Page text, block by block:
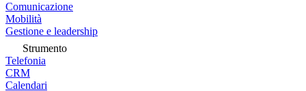
Comunicazione
Mobilità
Gestione e leadership
Strumento
Telefonia
CRM
Calendari